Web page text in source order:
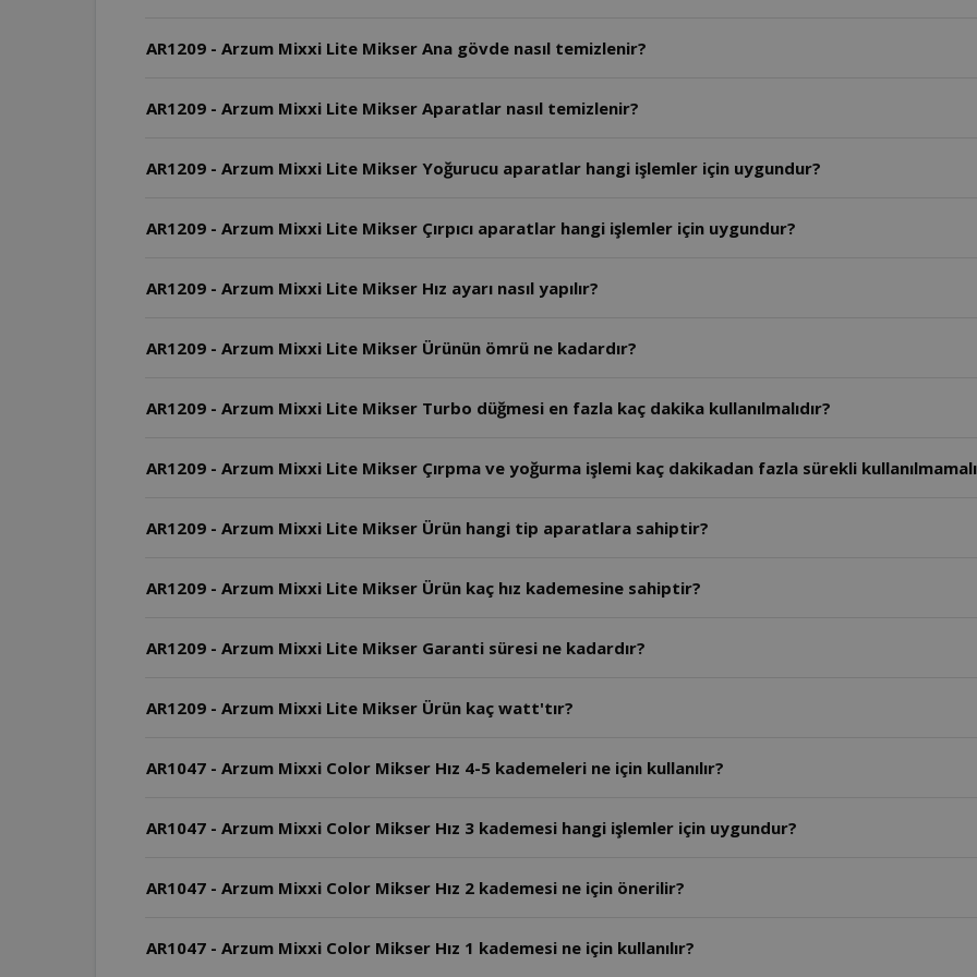
AR1209 - Arzum Mixxi Lite Mikser Ana gövde nasıl temizlenir?
AR1209 - Arzum Mixxi Lite Mikser Aparatlar nasıl temizlenir?
AR1209 - Arzum Mixxi Lite Mikser Yoğurucu aparatlar hangi işlemler için uygundur?
AR1209 - Arzum Mixxi Lite Mikser Çırpıcı aparatlar hangi işlemler için uygundur?
AR1209 - Arzum Mixxi Lite Mikser Hız ayarı nasıl yapılır?
AR1209 - Arzum Mixxi Lite Mikser Ürünün ömrü ne kadardır?
AR1209 - Arzum Mixxi Lite Mikser Turbo düğmesi en fazla kaç dakika kullanılmalıdır?
AR1209 - Arzum Mixxi Lite Mikser Çırpma ve yoğurma işlemi kaç dakikadan fazla sürekli
AR1209 - Arzum Mixxi Lite Mikser Ürün hangi tip aparatlara sahiptir?
AR1209 - Arzum Mixxi Lite Mikser Ürün kaç hız kademesine sahiptir?
AR1209 - Arzum Mixxi Lite Mikser Garanti süresi ne kadardır?
AR1209 - Arzum Mixxi Lite Mikser Ürün kaç watt'tır?
AR1047 - Arzum Mixxi Color Mikser Hız 4-5 kademeleri ne için kullanılır?
AR1047 - Arzum Mixxi Color Mikser Hız 3 kademesi hangi işlemler için uygundur?
AR1047 - Arzum Mixxi Color Mikser Hız 2 kademesi ne için önerilir?
AR1047 - Arzum Mixxi Color Mikser Hız 1 kademesi ne için kullanılır?